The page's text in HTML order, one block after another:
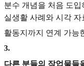
분수 개념을 처음 도입
실생활 사례와 시각
활동지까지 연계 가능
3.
다른 분들의 작업물들